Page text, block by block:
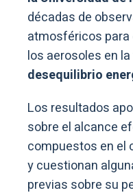
décadas de
atmosféricos para
los aerosoles en
desequilibrio
Los resultados
sobre el alcance
compuestos en el
y cuestionan
previas sobre su